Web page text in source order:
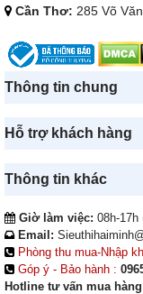
Cần Thơ: 285 Võ
Thông tin chung
Hỗ trợ khách hàng
Thông tin khác
Giờ làm việc: 08h-
Email:
Phòng thu mua-Nhập
Góp ý - Bảo hành :
Hotline tư vấn mua